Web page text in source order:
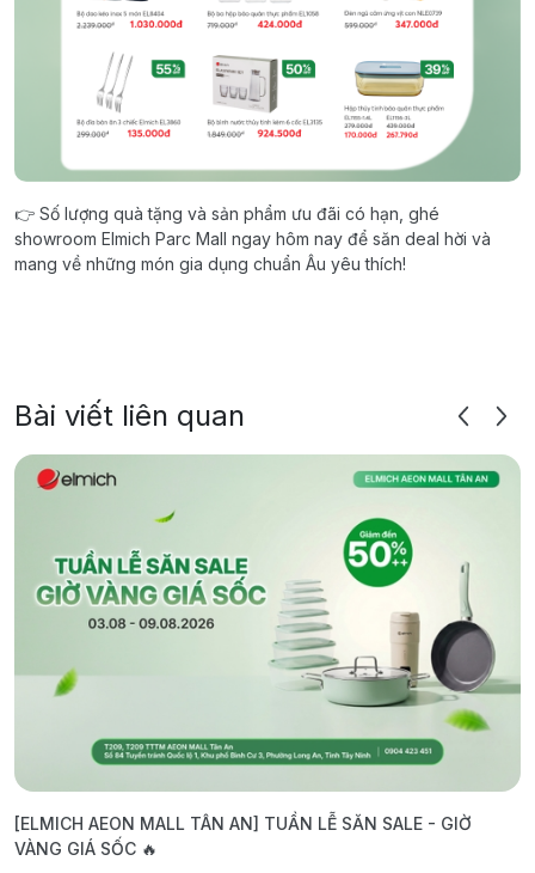
👉 Số lượng quà tặng và sản phẩm ưu đãi có hạn, ghé
showroom Elmich Parc Mall ngay hôm nay để săn deal hời và
mang về những món gia dụng chuẩn Âu yêu thích!
Bài viết liên quan
[ELMICH AEON MALL TÂN AN] TUẦN LỄ SĂN SALE - GIỜ
VÀNG GIÁ SỐC 🔥